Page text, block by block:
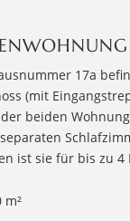
17a
(mit
beiden
ist sie für bis zu 4
m²